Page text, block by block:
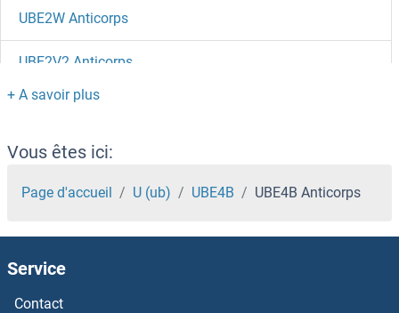
UBE2W Anticorps
UBE2V2 Anticorps
UBE2V1 Anticorps
UBE2U Anticorps
Ube2t Anticorps
UBE2R2 Anticorps
UBE2Q2 Anticorps
Vous êtes ici:
Page d'accueil U (ub) UBE4B UBE4B Anticorps
Service
Contact